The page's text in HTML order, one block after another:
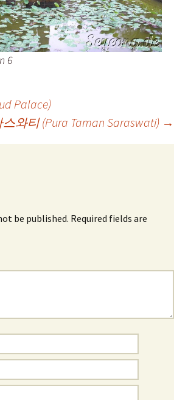
6
Palace)
와티 (Pura Taman Saraswati) →
be published. Required fields are